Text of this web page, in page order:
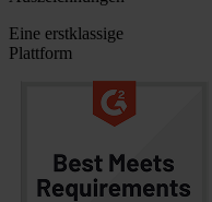
Eine erstklassige
Plattform